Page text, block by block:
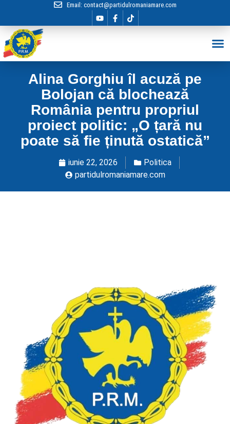
Email: contact@partidulromaniamare.com
Alina Gorghiu îl acuză pe
Bolojan că blochează
România pentru propriul
proiect politic: „O țară nu
poate să fie ținută ostatică”
iunie 22, 2026
Politica
partidulromaniamare.com